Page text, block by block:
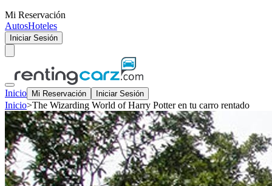
Mi Reservación
AutosHoteles
Iniciar Sesión
Inicio Mi Reservación Iniciar Sesión
Inicio>The Wizarding World of Harry Potter en tu carro rentado